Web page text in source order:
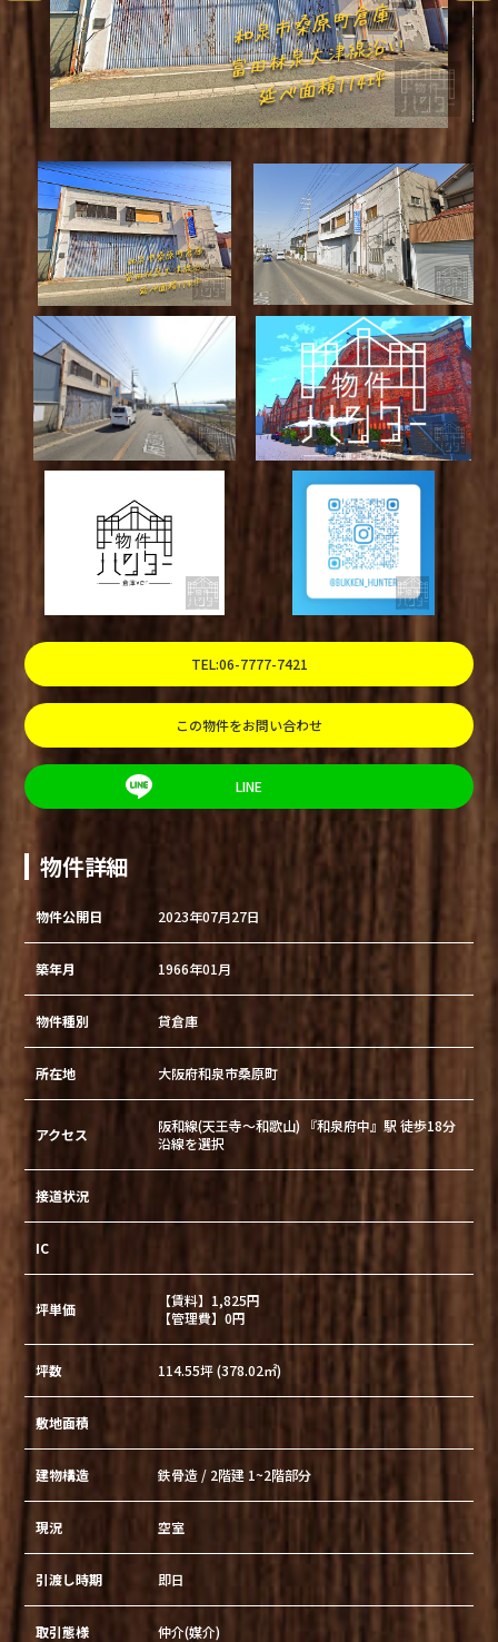
TEL:06-7777-7421
この物件をお問い合わせ
LINE
物件詳細
物件公開日 2023年07月27日
築年月 1966年01月
物件種別 貸倉庫
所在地 大阪府和泉市桑原町
アクセス
阪和線(天王寺～和歌山) 『和泉府中』駅 徒歩18分
沿線を選択
接道状況
IC
坪単価
【賃料】1,825円
【管理費】0円
坪数 114.55坪 (378.02㎡)
敷地面積
建物構造 鉄骨造 / 2階建 1~2階部分
現況 空室
引渡し時期 即日
取引態様 仲介(媒介)